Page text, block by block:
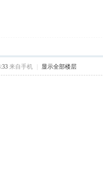
来自手机 显示全部楼层